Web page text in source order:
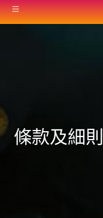
條款及細則